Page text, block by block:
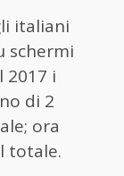
italiani
schermi
2017 i
di 2
ora
totale.